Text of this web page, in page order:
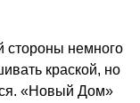
стороны немного
краской, но
«Новый Дом»